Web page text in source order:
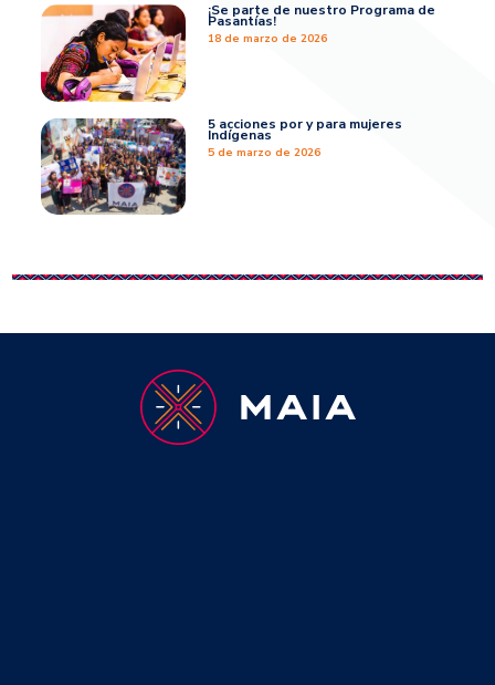
¡Se parte de nuestro Programa de
Pasantías!
18 de marzo de 2026
5 acciones por y para mujeres
Indígenas
5 de marzo de 2026